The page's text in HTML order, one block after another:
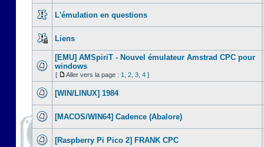
L'émulation en questions
Liens
[EMU] AMSpiriT - Nouvel émulateur Amstrad CPC pour
windows
[ Aller vers la page : 1 2 3 4 ]
[WIN/LINUX] 1984
[MACOS/WIN64] Cadence (Abalore)
[Raspberry Pi Pico 2] FRANK CPC